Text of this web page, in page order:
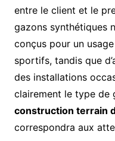
entre le client et le
gazons synthétiques
conçus pour un
sportifs, tandis que
des installations
clairement le type de
construction terrain
correspondra aux